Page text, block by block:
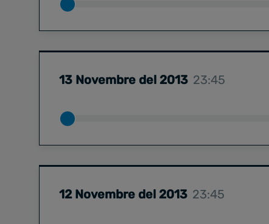
13 Novembre del 2013 23:45
12 Novembre del 2013 23:45